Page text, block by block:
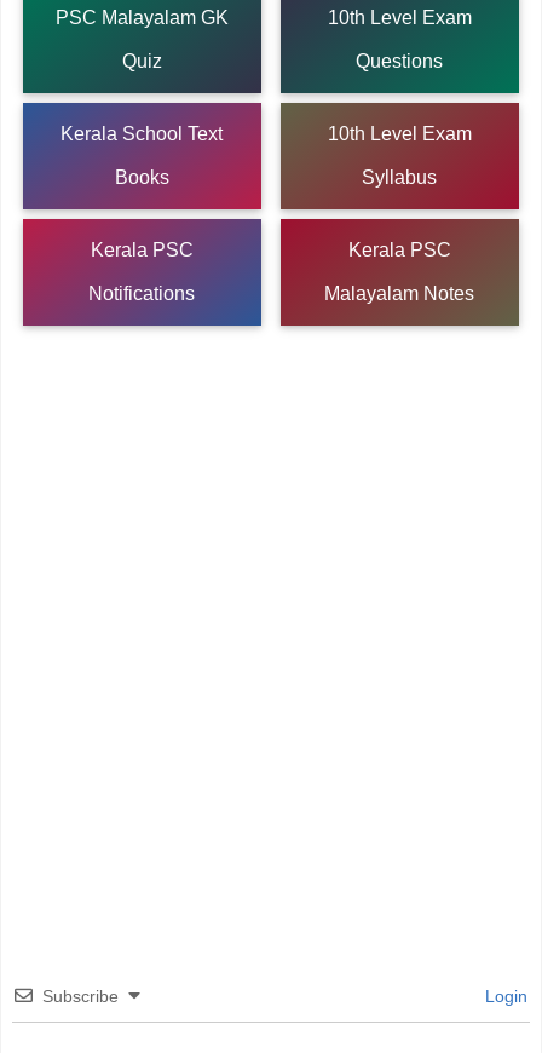
PSC Malayalam GK
Quiz
10th Level Exam
Questions
Kerala School Text
Books
10th Level Exam
Syllabus
Kerala PSC
Notifications
Kerala PSC
Malayalam Notes
Subscribe Login